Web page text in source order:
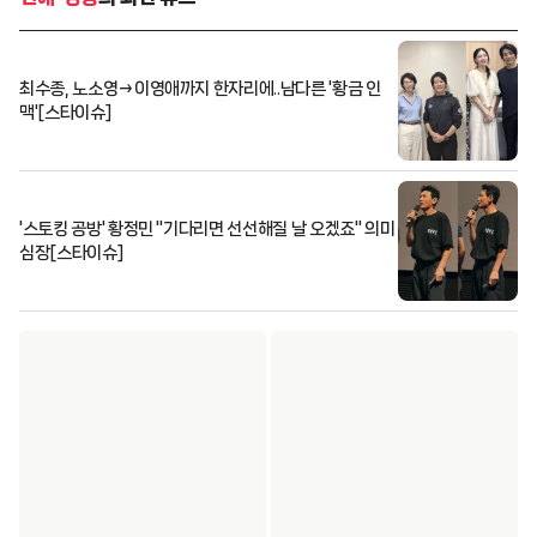
최수종, 노소영→이영애까지 한자리에..남다른 '황금 인
맥'[스타이슈]
'스토킹 공방' 황정민 "기다리면 선선해질 날 오겠죠" 의미
심장[스타이슈]